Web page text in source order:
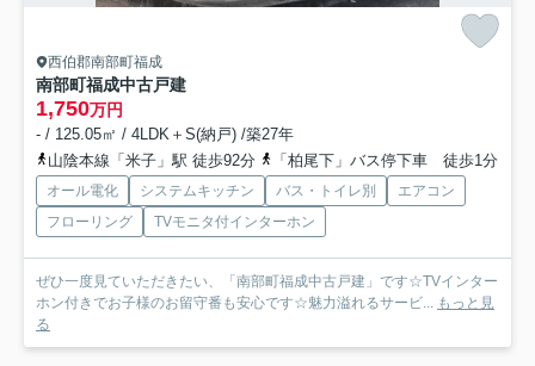
西伯郡南部町福成
南部町福成中古戸建
1,750万円
- / 125.05㎡ / 4LDK＋S(納戸) /築27年
山陰本線「米子」駅 徒歩92分
「柏尾下」バス停下車 徒歩1分
オール電化 システムキッチン バス・トイレ別
エアコン
フローリング
TVモニタ付インターホン
ぜひ一度見ていただきたい、「南部町福成中古戸建」です☆TVインター
ホン付きでお子様のお留守番も安心です☆魅力溢れるサービ... もっと見
る